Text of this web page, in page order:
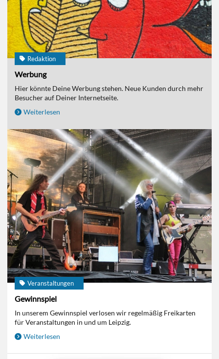
Redaktion
Werbung
Hier könnte Deine Werbung stehen. Neue Kunden durch mehr
Besucher auf Deiner Internetseite.
Weiterlesen
Veranstaltungen
Gewinnspiel
In unserem Gewinnspiel verlosen wir regelmäßig Freikarten
für Veranstaltungen in und um Leipzig.
Weiterlesen